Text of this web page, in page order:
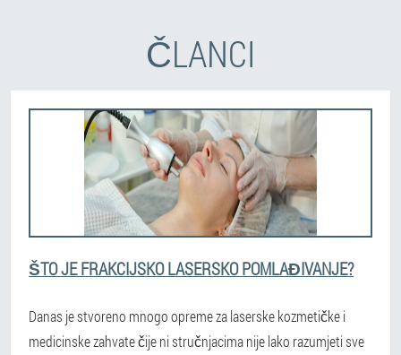
ČLANCI
ŠTO JE FRAKCIJSKO LASERSKO POMLAĐIVANJE?
Danas je stvoreno mnogo opreme za laserske kozmetičke i
medicinske zahvate čije ni stručnjacima nije lako razumjeti sve